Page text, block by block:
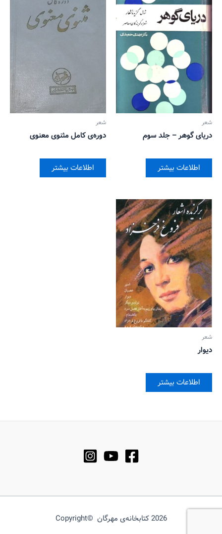
شعر
دریای گوهر – جلد سوم
اطلاعات بیشتر
شعر
دوره‌ی کامل مثنوی معنوی
اطلاعات بیشتر
شعر
دیوار
اطلاعات بیشتر
2026 کتابخانه‌ی مهرگان ©Copyright